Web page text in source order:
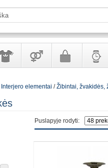
Prekės
Galanterija
Interjero elementai /Žibintai, žvakidės,
Puslapyje rodyti: